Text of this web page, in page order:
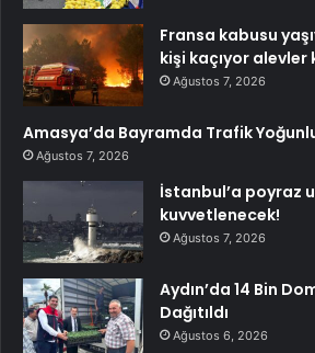
Fransa kabusu
kişi kaçıyor alevler
Ağustos 7, 2026
Amasya’da Bayramda Trafik
Ağustos 7, 2026
İstanbul’a poyraz
kuvvetlenecek!
Ağustos 7, 2026
Aydın’da 14 Bin
Dağıtıldı
Ağustos 6, 2026